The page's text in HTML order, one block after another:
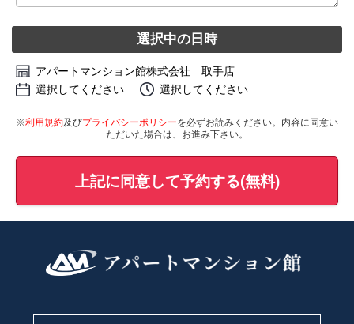
選択中の日時
アパートマンション館株式会社 取手店
選択してください
選択してください
※利用規約及びプライバシーポリシーを必ずお読みください。内容に同意い
ただいた場合は、お進み下さい。
上記に同意して予約する(無料)